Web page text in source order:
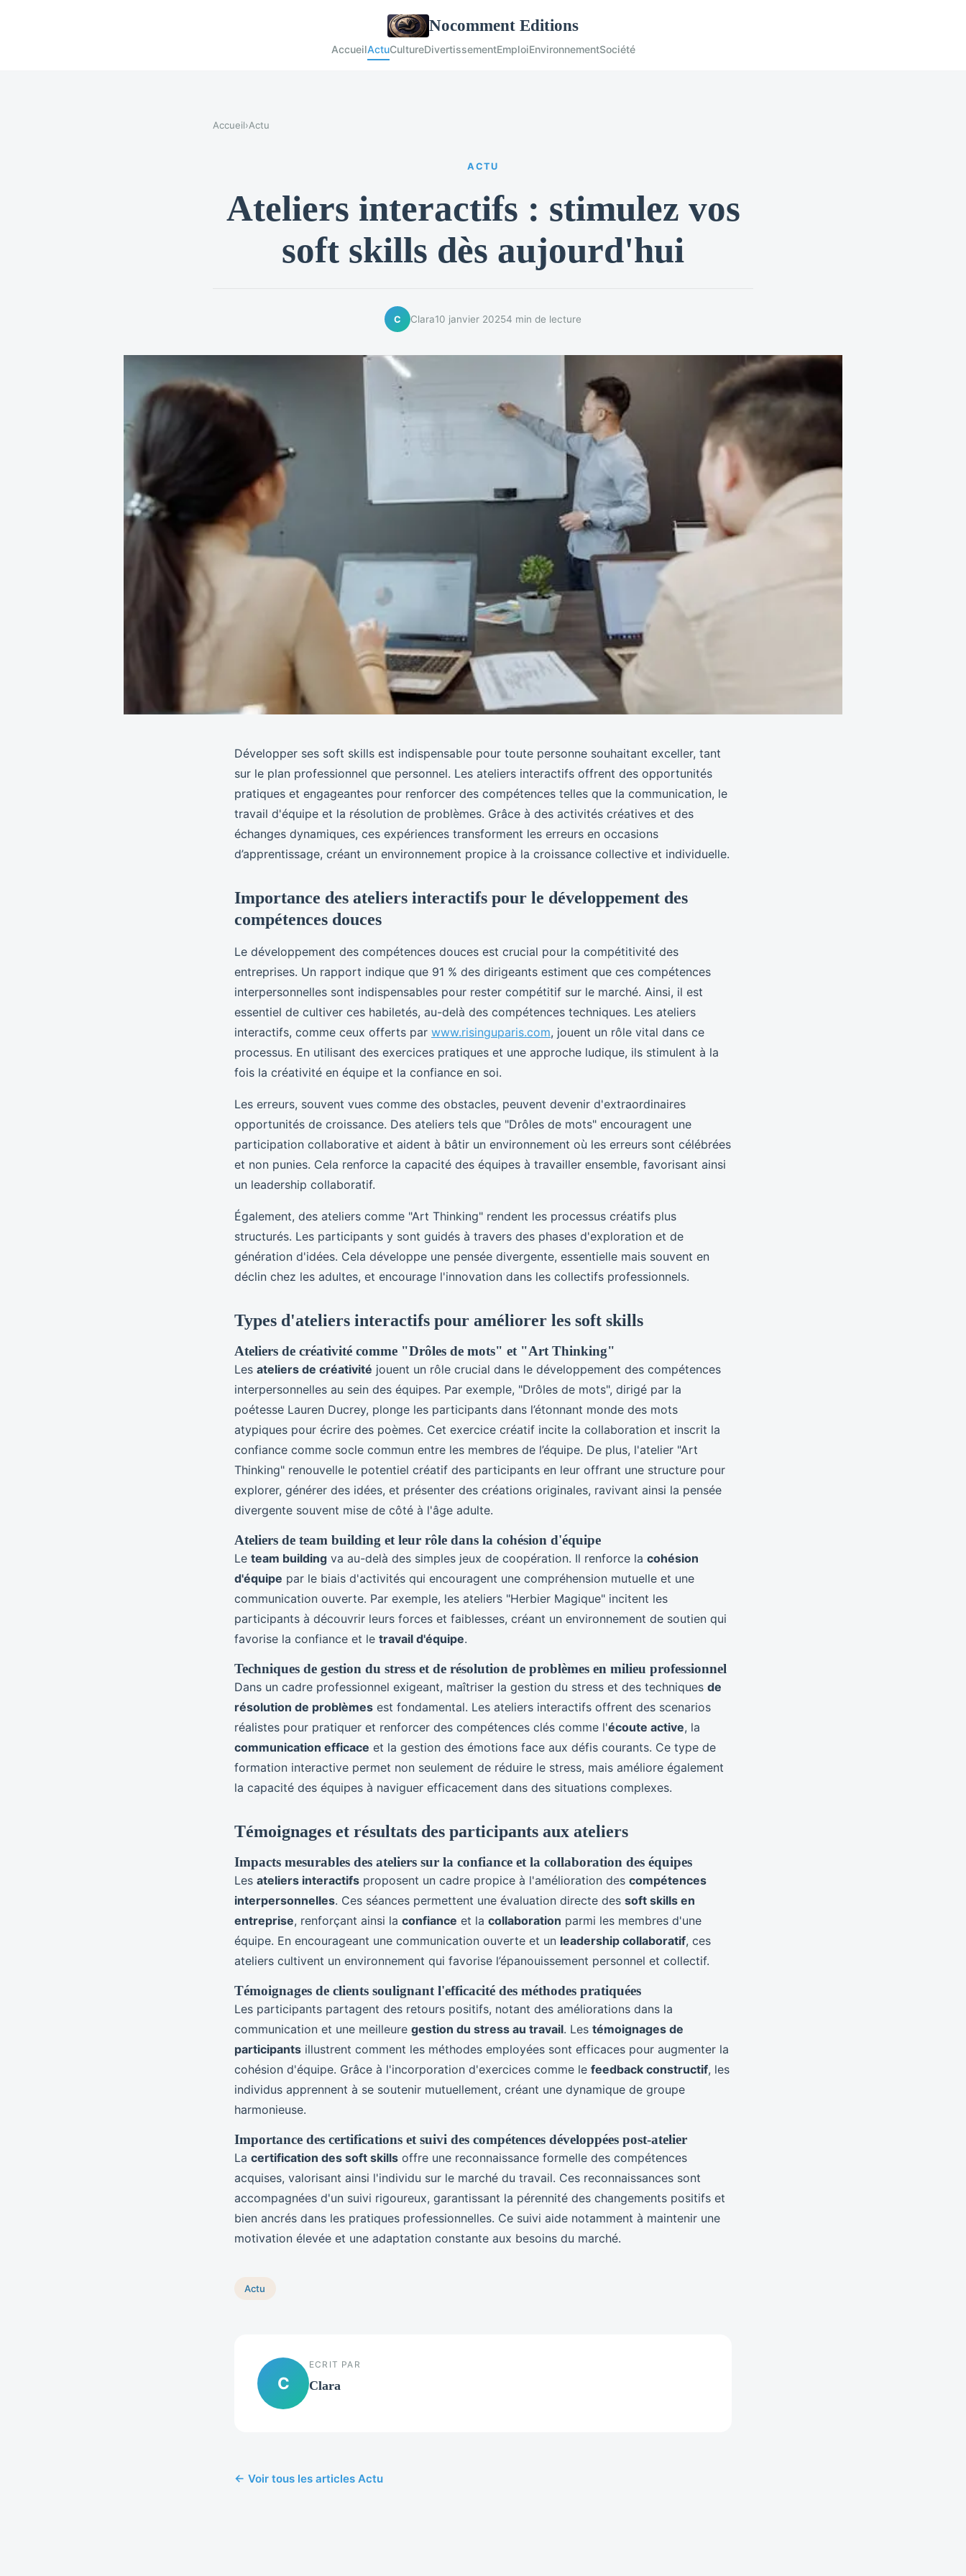
Nocomment Editions
AccueilActuCultureDivertissementEmploiEnvironnementSociété
Accueil›Actu
ACTU
Ateliers interactifs : stimulez vos
soft skills dès aujourd'hui
C Clara10 janvier 20254 min de lecture
Développer ses soft skills est indispensable pour toute personne souhaitant exceller, tant
sur le plan professionnel que personnel. Les ateliers interactifs offrent des opportunités
pratiques et engageantes pour renforcer des compétences telles que la communication, le
travail d'équipe et la résolution de problèmes. Grâce à des activités créatives et des
échanges dynamiques, ces expériences transforment les erreurs en occasions
d’apprentissage, créant un environnement propice à la croissance collective et individuelle.
Importance des ateliers interactifs pour le développement des
compétences douces
Le développement des compétences douces est crucial pour la compétitivité des
entreprises. Un rapport indique que 91 % des dirigeants estiment que ces compétences
interpersonnelles sont indispensables pour rester compétitif sur le marché. Ainsi, il est
essentiel de cultiver ces habiletés, au-delà des compétences techniques. Les ateliers
interactifs, comme ceux offerts par www.risinguparis.com, jouent un rôle vital dans ce
processus. En utilisant des exercices pratiques et une approche ludique, ils stimulent à la
fois la créativité en équipe et la confiance en soi.
Les erreurs, souvent vues comme des obstacles, peuvent devenir d'extraordinaires
opportunités de croissance. Des ateliers tels que "Drôles de mots" encouragent une
participation collaborative et aident à bâtir un environnement où les erreurs sont célébrées
et non punies. Cela renforce la capacité des équipes à travailler ensemble, favorisant ainsi
un leadership collaboratif.
Également, des ateliers comme "Art Thinking" rendent les processus créatifs plus
structurés. Les participants y sont guidés à travers des phases d'exploration et de
génération d'idées. Cela développe une pensée divergente, essentielle mais souvent en
déclin chez les adultes, et encourage l'innovation dans les collectifs professionnels.
Types d'ateliers interactifs pour améliorer les soft skills
Ateliers de créativité comme "Drôles de mots" et "Art Thinking"
Les ateliers de créativité jouent un rôle crucial dans le développement des compétences
interpersonnelles au sein des équipes. Par exemple, "Drôles de mots", dirigé par la
poétesse Lauren Ducrey, plonge les participants dans l’étonnant monde des mots
atypiques pour écrire des poèmes. Cet exercice créatif incite la collaboration et inscrit la
confiance comme socle commun entre les membres de l’équipe. De plus, l'atelier "Art
Thinking" renouvelle le potentiel créatif des participants en leur offrant une structure pour
explorer, générer des idées, et présenter des créations originales, ravivant ainsi la pensée
divergente souvent mise de côté à l'âge adulte.
Ateliers de team building et leur rôle dans la cohésion d'équipe
Le team building va au-delà des simples jeux de coopération. Il renforce la cohésion
d'équipe par le biais d'activités qui encouragent une compréhension mutuelle et une
communication ouverte. Par exemple, les ateliers "Herbier Magique" incitent les
participants à découvrir leurs forces et faiblesses, créant un environnement de soutien qui
favorise la confiance et le travail d'équipe.
Techniques de gestion du stress et de résolution de problèmes en milieu professionnel
Dans un cadre professionnel exigeant, maîtriser la gestion du stress et des techniques de
résolution de problèmes est fondamental. Les ateliers interactifs offrent des scenarios
réalistes pour pratiquer et renforcer des compétences clés comme l'écoute active, la
communication efficace et la gestion des émotions face aux défis courants. Ce type de
formation interactive permet non seulement de réduire le stress, mais améliore également
la capacité des équipes à naviguer efficacement dans des situations complexes.
Témoignages et résultats des participants aux ateliers
Impacts mesurables des ateliers sur la confiance et la collaboration des équipes
Les ateliers interactifs proposent un cadre propice à l'amélioration des compétences
interpersonnelles. Ces séances permettent une évaluation directe des soft skills en
entreprise, renforçant ainsi la confiance et la collaboration parmi les membres d'une
équipe. En encourageant une communication ouverte et un leadership collaboratif, ces
ateliers cultivent un environnement qui favorise l’épanouissement personnel et collectif.
Témoignages de clients soulignant l'efficacité des méthodes pratiquées
Les participants partagent des retours positifs, notant des améliorations dans la
communication et une meilleure gestion du stress au travail. Les témoignages de
participants illustrent comment les méthodes employées sont efficaces pour augmenter la
cohésion d'équipe. Grâce à l'incorporation d'exercices comme le feedback constructif, les
individus apprennent à se soutenir mutuellement, créant une dynamique de groupe
harmonieuse.
Importance des certifications et suivi des compétences développées post-atelier
La certification des soft skills offre une reconnaissance formelle des compétences
acquises, valorisant ainsi l'individu sur le marché du travail. Ces reconnaissances sont
accompagnées d'un suivi rigoureux, garantissant la pérennité des changements positifs et
bien ancrés dans les pratiques professionnelles. Ce suivi aide notamment à maintenir une
motivation élevée et une adaptation constante aux besoins du marché.
Actu
C
ECRIT PAR
Clara
← Voir tous les articles Actu